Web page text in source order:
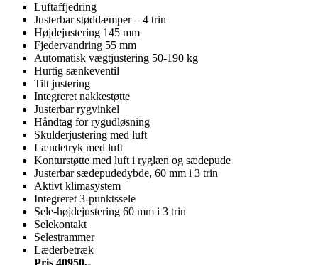
Luftaffjedring
Justerbar støddæmper – 4 trin
Højdejustering 145 mm
Fjedervandring 55 mm
Automatisk vægtjustering 50-190 kg
Hurtig sænkeventil
Tilt justering
Integreret nakkestøtte
Justerbar rygvinkel
Håndtag for rygudløsning
Skulderjustering med luft
Lændetryk med luft
Konturstøtte med luft i ryglæn og sædepude
Justerbar sædepudedybde, 60 mm i 3 trin
Aktivt klimasystem
Integreret 3-punktssele
Sele-højdejustering 60 mm i 3 trin
Selekontakt
Selestrammer
Læderbetræk